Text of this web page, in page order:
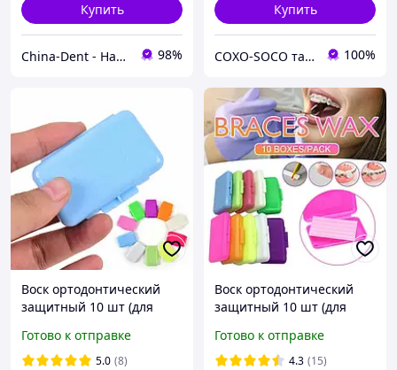
Купить
China-Dent - Надійний партнер стоматолога 98%
Купить
СOXO-SOCO та Woodpecker - Офіційний представник в Україні. ЗНИЖКИ !!! 100%
Воск ортодонтический
защитный 10 шт (для
Готово к отправке
5.0 (8)
Воск ортодонтический
защитный 10 шт (для
Готово к отправке
4.3 (15)